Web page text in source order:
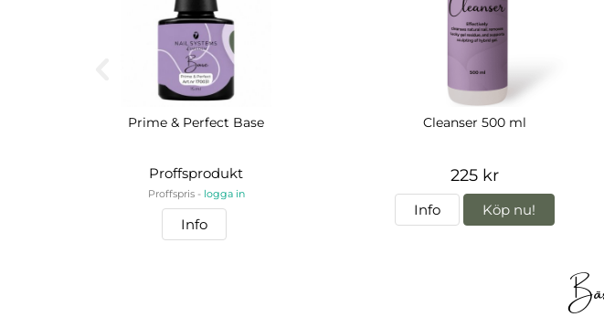
Prime & Perfect Base
Proffsprodukt
Proffspris - logga in
Info
Cleanser 500 ml
225 kr
Info Köp nu!